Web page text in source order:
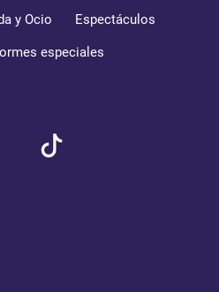
y Ocio Espectáculos
especiales